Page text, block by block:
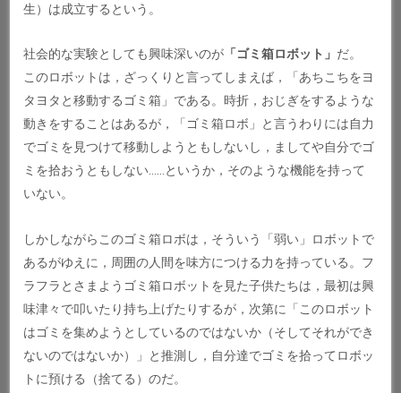
生）は成立するという。
社会的な実験としても興味深いのが 「ゴミ箱ロボット」 だ。
このロボットは，ざっくりと言ってしまえば，「あちこちをヨ
タヨタと移動するゴミ箱」である。時折，おじぎをするような
動きをすることはあるが，「ゴミ箱ロボ」と言うわりには自力
でゴミを見つけて移動しようともしないし，ましてや自分でゴ
ミを拾おうともしない……というか，そのような機能を持って
いない。
しかしながらこのゴミ箱ロボは，そういう「弱い」ロボットで
あるがゆえに，周囲の人間を味方につける力を持っている。フ
ラフラとさまようゴミ箱ロボットを見た子供たちは，最初は興
味津々で叩いたり持ち上げたりするが，次第に「このロボット
はゴミを集めようとしているのではないか（そしてそれができ
ないのではないか）」と推測し，自分達でゴミを拾ってロボッ
トに預ける（捨てる）のだ。